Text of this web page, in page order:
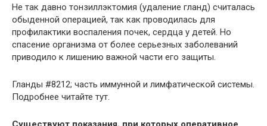
Не так давно тонзиллэктомия (удаление гланд) считалась
обыденной операцией, так как проводилась для
профилактики воспаления почек, сердца у детей. Но
спасение организма от более серьезных заболеваний
приводило к лишению важной части его защиты.
Гланды #8212; часть иммунной и лимфатической системы.
Подробнее читайте тут.